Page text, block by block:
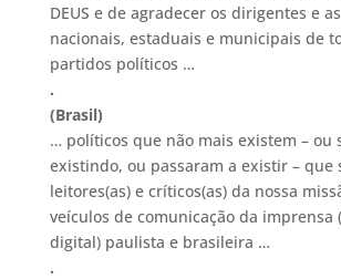
DEUS e de agradecer os dirigentes e
nacionais, estaduais e municipais de
partidos políticos …
.
(Brasil)
… políticos que não mais existem – ou
existindo, ou passaram a existir – que
leitores(as) e críticos(as) da nossa
veículos de comunicação da imprensa
digital) paulista e brasileira …
.